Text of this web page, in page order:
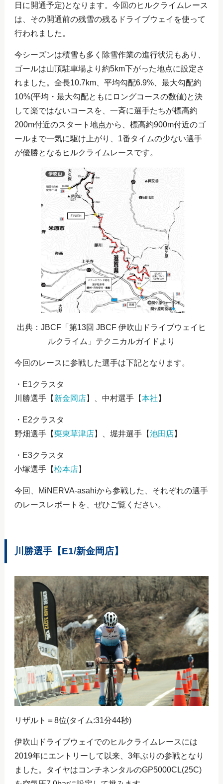
日に開通予定)となります。今回のヒルクライムレース
は、その開通前の残雪の残るドライブウェイを使って
行われました。
今シーズンは積雪も多く除雪作業の進行状況もあり、
ゴールは山頂駐車場より約5km下がった地点に設定さ
れました。全長10.7km、平均勾配6.9%、最大勾配約
10%(平均・最大勾配ともにロングコースの数値)と決
して楽ではないコースを、一斉に選手たちが標高約
200m付近のスタート地点から、標高約900m付近のゴ
ールまで一気に駆け上がり、1番タイムの少ない選手
が優勝となるヒルクライムレースです。
出典：JBCF「第13回 JBCF 伊吹山ドライブウェイヒ
ルクライム」テクニカルガイドより
今回のレースに参戦した選手は下記となります。
・E1クラスタ
川勝選手【 新金岡店 】、中村選手【本社 】
・E2クラスタ
野畑選手【栗東草津店 】、堀井選手【池田店 】
・E3クラスタ
小塚選手【松本店 】
今回、MiNERVA-asahiから参戦した、それぞれの選手
のレースレポートを、ぜひご覧ください。
川勝選手【E1/新金岡店】
リザルト＝8位(タイム:31分44秒)
伊吹山ドライブウェイでのヒルクライムレースには
2019年にエントリーして以来、3年ぶりの参戦となり
ました。タイヤはコンチネンタルのGP5000CL(25C)